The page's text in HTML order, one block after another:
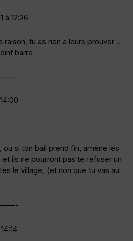
à 12:26
raison, tu as rien a leurs prouver ..
barre
ou si ton bail prend fin, amène les
ils ne pourront pas te refuser un
le village, (et non que tu vas au